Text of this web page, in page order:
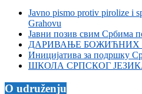
Javno pismo protiv pirolize i
Grahovu
Јавни позив свим Србима
ДАРИВАЊЕ БОЖИЋНИХ
Иницијатива за подршку
ШКОЛА СРПСКОГ ЈЕЗИКА
O udruženju